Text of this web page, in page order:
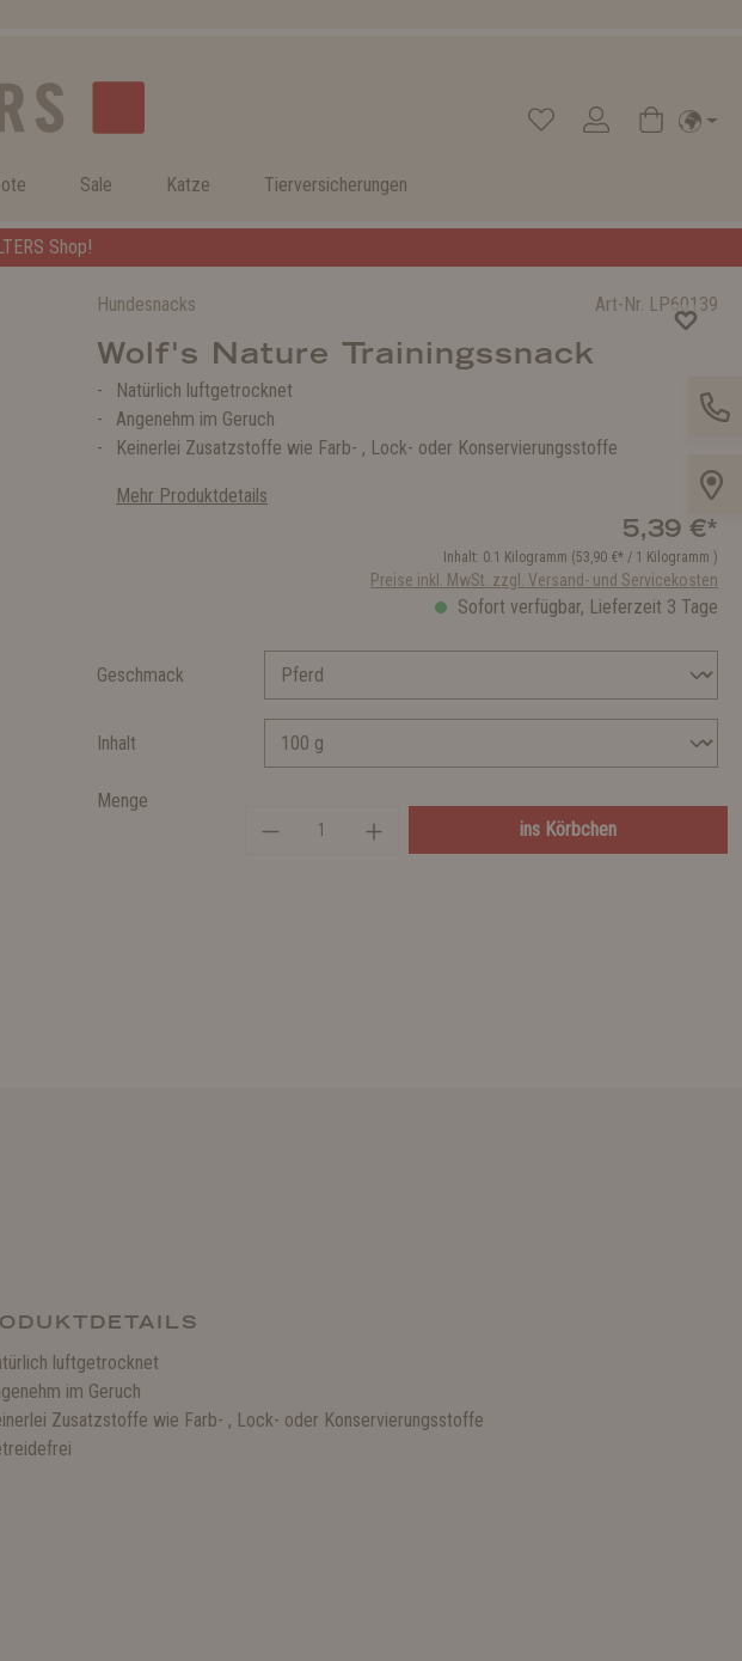
Sale Katze Tierversicherungen
Shop!
Hundesnacks Art-Nr. LP60139
Wolf's Nature Trainingssnack
Natürlich luftgetrocknet
Angenehm im Geruch
Keinerlei Zusatzstoffe wie Farb- , Lock- oder Konservierungsstoffe
Mehr Produktdetails
5,39 €*
Inhalt: 0.1 Kilogramm (53,90 €* / 1 Kilogramm )
Preise inkl. MwSt. zzgl. Versand- und Servicekosten
Sofort verfügbar, Lieferzeit 3 Tage
Geschmack
Inhalt
Menge
ins Körbchen
luftgetrocknet
im Geruch
Zusatzstoffe wie Farb- , Lock- oder Konservierungsstoffe